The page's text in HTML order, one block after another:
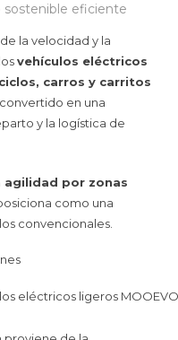
sostenible eficiente
la velocidad y la
vehículos eléctricos
carros y carritos
convertido en una
y la logística de
agilidad por zonas
como una
convencionales.
eléctricos ligeros